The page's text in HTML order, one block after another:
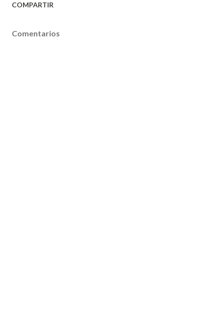
COMPARTIR
Comentarios